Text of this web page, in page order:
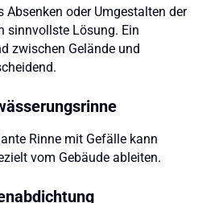
Absenken oder Umgestalten der
sinnvollste Lösung. Ein
zwischen Gelände und
Rinne mit Gefälle kann
vom Gebäude ableiten.